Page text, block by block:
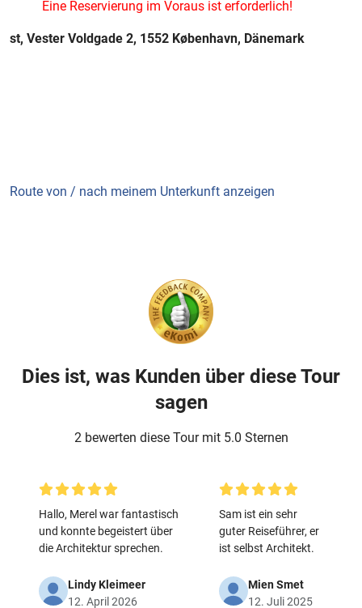
Eine Reservierung im Voraus ist erforderlich!
st, Vester Voldgade 2, 1552 København, Dänemark
Route von / nach meinem Unterkunft anzeigen
Dies ist, was Kunden über diese Tour
sagen
2 bewerten diese Tour mit 5.0 Sternen
Hallo, Merel war fantastisch
und konnte begeistert über
die Architektur sprechen.
Lindy Kleimeer
12. April 2026
Sam ist ein sehr
guter Reiseführer, er
ist selbst Architekt.
Mien Smet
12. Juli 2025